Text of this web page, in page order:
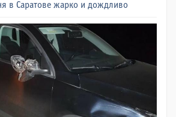
в Саратове жарко и дождливо